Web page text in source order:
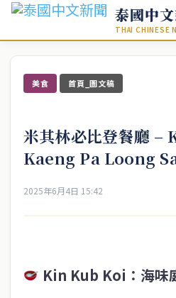
泰國中
THAI CHINESE
美食 首頁_圖文稿
米其林必比登餐廳
Kaeng Pa Loong
2025年6月4日 15:42
Kin Kub Koi：海味